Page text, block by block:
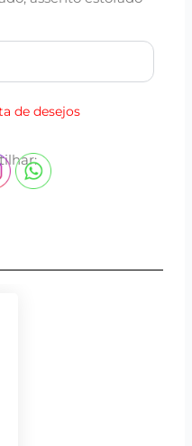
de desejos